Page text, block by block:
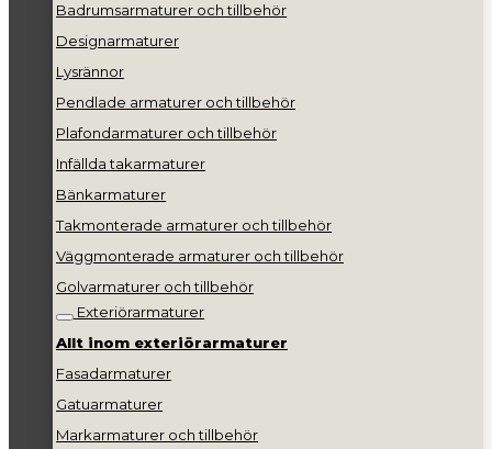
Badrumsarmaturer och tillbehör
Designarmaturer
Lysrännor
Pendlade armaturer och tillbehör
Plafondarmaturer och tillbehör
Infällda takarmaturer
Bänkarmaturer
Takmonterade armaturer och tillbehör
Väggmonterade armaturer och tillbehör
Golvarmaturer och tillbehör
Exteriörarmaturer
Allt inom exteriörarmaturer
Fasadarmaturer
Gatuarmaturer
Markarmaturer och tillbehör